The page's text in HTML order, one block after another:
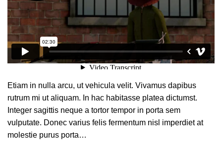
Etiam in nulla arcu, ut vehicula velit. Vivamus dapibus
rutrum mi ut aliquam. In hac habitasse platea dictumst.
Integer sagittis neque a tortor tempor in porta sem
vulputate. Donec varius felis fermentum nisl imperdiet at
molestie purus porta…